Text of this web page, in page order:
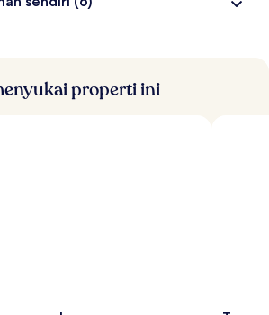
properti ini